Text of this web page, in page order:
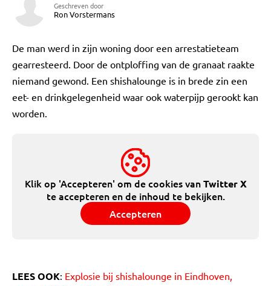
Geschreven door
Ron Vorstermans
De man werd in zijn woning door een arrestatieteam
gearresteerd. Door de ontploffing van de granaat raakte
niemand gewond. Een shishalounge is in brede zin een
eet- en drinkgelegenheid waar ook waterpijp gerookt kan
worden.
Klik op 'Accepteren' om de cookies vanTwitter X
te accepteren en de inhoud te bekijken.
Accepteren
LEES OOK: Explosie bij shishalounge in Eindhoven,